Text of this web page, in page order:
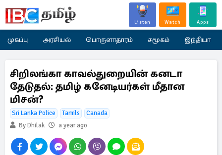
Listen Watch Apps
முகப்பு அரசியல் பொருளாதாரம் சமூகம் இந்தியா
சிறிலங்கா காவல்துறையின் கனடா
தேடுதல்: தமிழ் கனேடியர்கள் மீதான
மிசன்?
Sri Lanka Police Tamils
Canada
By Dhilak
a year ago